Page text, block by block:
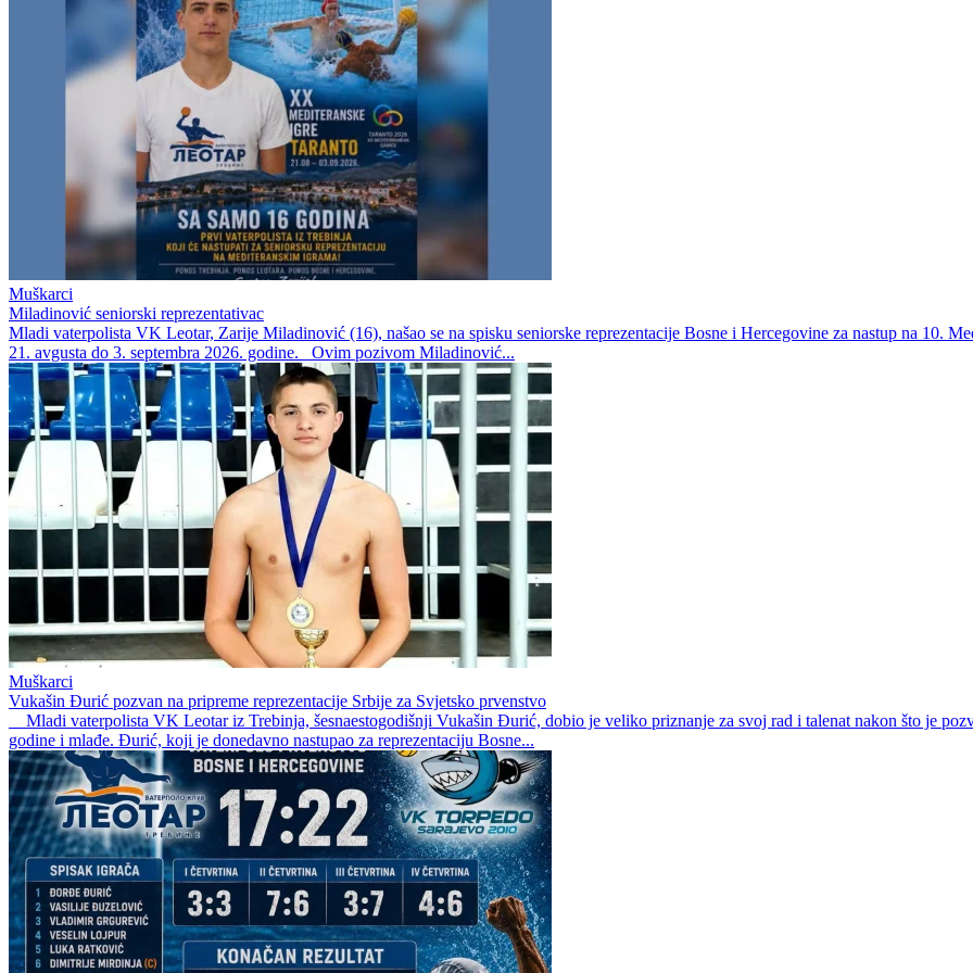
Muškarci
Miladinović seniorski reprezentativac
Mladi vaterpolista VK Leotar, Zarije Miladinović (16), našao se na spisku seniorske reprezentacije Bosne i Hercegovine za nastup na 10.
21. avgusta do 3. septembra 2026. godine. Ovim pozivom Miladinović...
Muškarci
Vukašin Đurić pozvan na pripreme reprezentacije Srbije za Svjetsko prvenstvo
Mladi vaterpolista VK Leotar iz Trebinja, šesnaestogodišnji Vukašin Đurić, dobio je veliko priznanje za svoj rad i talenat nakon što je
godine i mlađe. Đurić, koji je donedavno nastupao za reprezentaciju Bosne...